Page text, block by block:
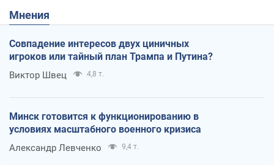
Мнения
Совпадение интересов двух циничных
игроков или тайный план Трампа и Путина?
Виктор Швец 4,8 т.
Минск готовится к функционированию в
условиях масштабного военного кризиса
Александр Левченко 9,4 т.